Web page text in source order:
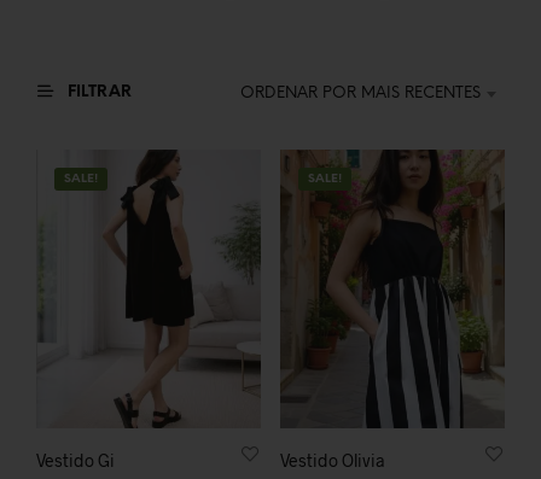
FILTRAR ORDENAR POR MAIS RECENTES
SALE!
Vestido Gi
SALE!
Vestido Olivia